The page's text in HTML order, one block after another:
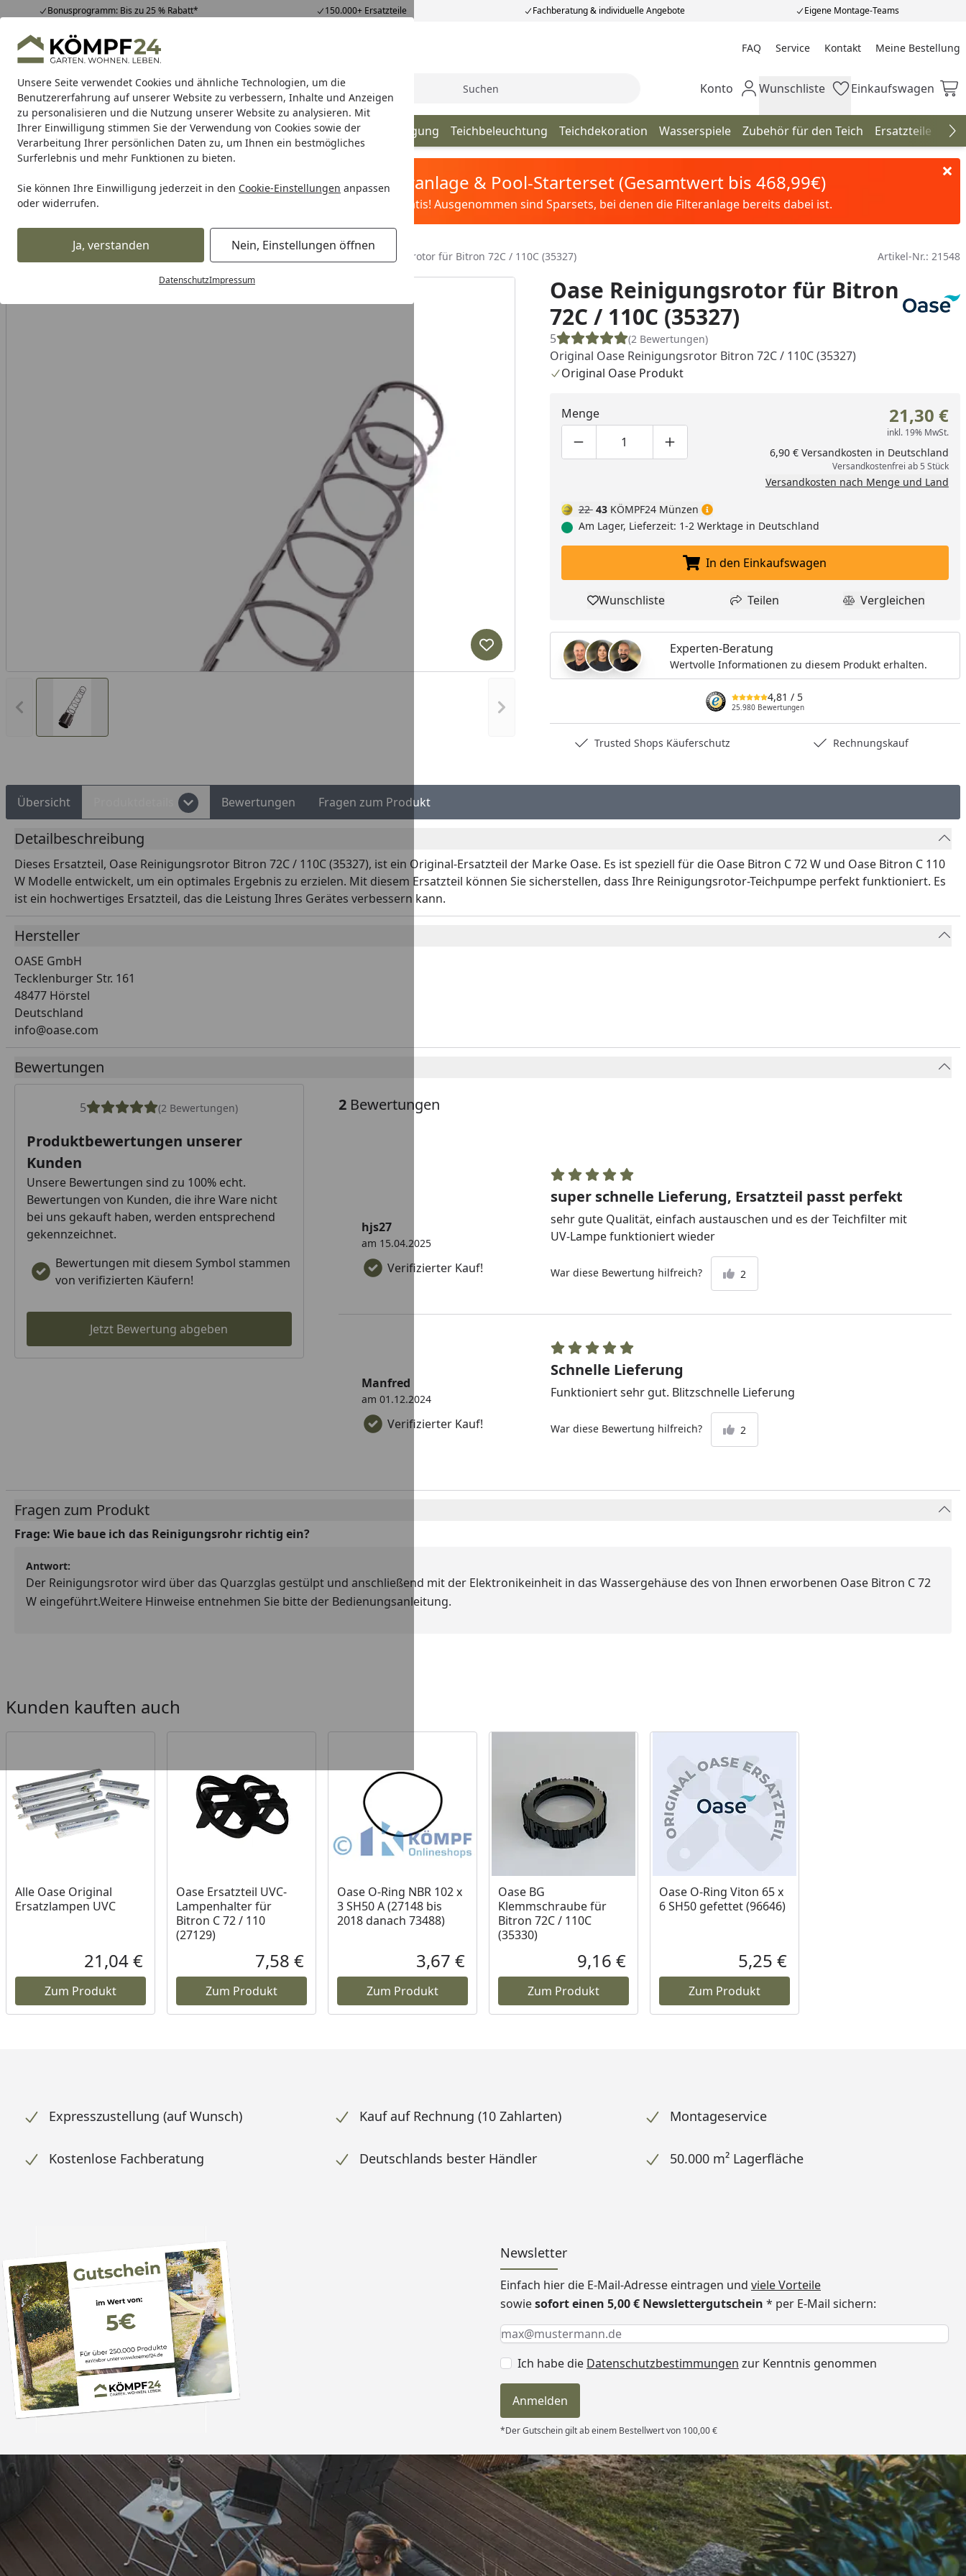
Unsere Seite verwendet Cookies und ähnliche Technologien, um die
Benutzererfahrung auf unserer Website zu verbessern, Inhalte und Anzeigen
zu personalisieren und die Nutzung unserer Website zu analysieren. Mit
Ihrer Einwilligung stimmen Sie der Verwendung von Cookies sowie der
Verarbeitung Ihrer persönlichen Daten zu, um Ihnen ein bestmögliches
Surferlebnis und mehr Funktionen zu bieten.
Sie können Ihre Einwilligung jederzeit in den Cookie-Einstellungen anpassen
oder widerrufen.
Ja, verstanden Nein, Einstellungen öffnen
DatenschutzImpressum
Bonusprogramm: Bis zu 25 % Rabatt* 150.000+ Ersatzteile Fachberatung & individuelle Angebote Eigene Montage-Teams
Hotline07051 / 9 22 22
Mo-Fr. 8-16 Uhr 25.980 Bewertungen FAQ Service Kontakt Meine Bestellung
Meine Bestellung
Alle Produkte
Alle ProdukteHighlights Tipps & Tricks Suche Mein Konto
Konto Wunschliste
Wunschliste Einkaufswagen
Einkaufswagen
Teich Teichbau Teichfilter Teichpumpe Teichpflege & Teichreinigung Teichbeleuchtung Teichdekoration Wasserspiele Zubehör für den Teich Ersatzteile
Karibu Pools inkl. gratis Sandfilteranlage & Pool-Starterset (Gesamtwert bis 468,99€)
Dein Traumpool im Sorglos-Paket: Filter&Pflege gratis! Ausgenommen sind Sparsets, bei denen die Filteranlage bereits dabei ist.
Ersatzteile für den Teich Ersatzteile für Teichfilter Oase Reinigungsrotor für Bitron 72C / 110C (35327) Artikel-Nr.: 21548
Vorheriges Bild anzeigen Nächstes Bild anzeigen
Produkt zur Wunschliste hinzufügen
Oase Reinigungsrotor für Bitron
72C / 110C (35327)
5 (2 Bewertungen)
Original Oase Reinigungsrotor Bitron 72C / 110C (35327)
Original Oase Produkt
Menge
Produktmenge um eins verringern
Produktmenge manuell eingeben
Produktmenge um eins erhöhen
21,30 €
inkl. 19% MwSt.
6,90 € Versandkosten in Deutschland
Versandkostenfrei ab 5 Stück
Versandkosten nach Menge und Land
22 43 KÖMPF24 Münzen
Am Lager, Lieferzeit: 1-2 Werktage in Deutschland
In den Einkaufswagen legen
In den Einkaufswagen
Produkt zur Wunschliste hinzufügen
Wunschliste Teilen
Teilen Produkt
Vergleichen
Experten-Beratung
Wertvolle Informationen zu diesem Produkt erhalten.
4,81 / 5
25.980 Bewertungen
Trusted Shops Käuferschutz Rechnungskauf
Übersicht Bewertungen Fragen zum Produkt
Detailbeschreibung
Dieses Ersatzteil, Oase Reinigungsrotor Bitron 72C / 110C (35327), ist ein Original-Ersatzteil der Marke Oase. Es ist speziell für die Oase Bitron C 72 W und Oase Bitron C 110
W Modelle entwickelt, um ein optimales Ergebnis zu erzielen. Mit diesem Ersatzteil können Sie sicherstellen, dass Ihre Reinigungsrotor-Teichpumpe perfekt funktioniert. Es
ist ein hochwertiges Ersatzteil, das die Leistung Ihres Gerätes verbessern kann.
Hersteller
OASE GmbH
Tecklenburger Str. 161
48477 Hörstel
Deutschland
info@oase.com
Bewertungen
5 (2 Bewertungen)
Produktbewertungen unserer
Kunden
Unsere Bewertungen sind zu 100% echt.
Bewertungen von Kunden, die ihre Ware nicht
bei uns gekauft haben, werden entsprechend
gekennzeichnet.
Bewertungen mit diesem Symbol stammen
von verifizierten Käufern!
Jetzt Bewertung abgeben
2Bewertungen
Verifizierter Kauf!
hjs27
am 15.04.2025
super schnelle Lieferung, Ersatzteil passt perfekt
sehr gute Qualität, einfach austauschen und es der Teichfilter mit
UV-Lampe funktioniert wieder
War diese Bewertung hilfreich? 2
Verifizierter Kauf!
Manfred
am 01.12.2024
Schnelle Lieferung
Funktioniert sehr gut. Blitzschnelle Lieferung
War diese Bewertung hilfreich? 2
Fragen zum Produkt
Frage: Wie baue ich das Reinigungsrohr richtig ein?
Antwort:
Der Reinigungsrotor wird über das Quarzglas gestülpt und anschließend mit der Elektronikeinheit in das Wassergehäuse des von Ihnen erworbenen Oase Bitron C 72
W eingeführt.Weitere Hinweise entnehmen Sie bitte der Bedienungsanleitung.
Kunden kauften auch
Alle Oase Original
Ersatzlampen UVC
Aktueller Preis
21,04 €
Zum Produkt
Oase Ersatzteil UVC-
Lampenhalter für
Bitron C 72 / 110
(27129)
Aktueller Preis
7,58 €
Zum Produkt
Oase O-Ring NBR 102 x
3 SH50 A (27148 bis
2018 danach 73488)
Aktueller Preis
3,67 €
Zum Produkt
Oase BG
Klemmschraube für
Bitron 72C / 110C
(35330)
Aktueller Preis
9,16 €
Zum Produkt
Oase O-Ring Viton 65 x
6 SH50 gefettet (96646)
Aktueller Preis
5,25 €
Zum Produkt
Expresszustellung (auf Wunsch) Kauf auf Rechnung (10 Zahlarten) Montageservice
Kostenlose Fachberatung Deutschlands bester Händler 50.000 m² Lagerfläche
Newsletter
Einfach hier die E-Mail-Adresse eintragen und viele Vorteile
sowiesofort einen 5,00 € Newslettergutschein * per E-Mail sichern:
Keine Eingabe erforderlich
Eingabe erforderlich
E-Mail *
Ich habe die Datenschutzbestimmungen zur Kenntnis genommen
Anmelden
*Der Gutschein gilt ab einem Bestellwert von 100,00 €
Trusted Shops
4,81/ 5
„Alles perfekt und schnell
bearbeitet “
08.08.2026
Versand